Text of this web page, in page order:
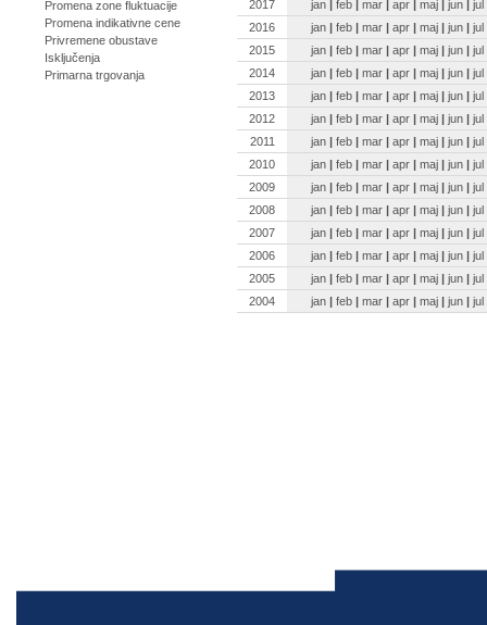
Promena zone fluktuacije
Promena indikativne cene
Privremene obustave
Isključenja
Primarna trgovanja
2017
jan | feb | mar | apr | maj | jun | jul
2016
jan | feb | mar | apr | maj | jun | jul
2015
jan | feb | mar | apr | maj | jun | jul
2014
jan | feb | mar | apr | maj | jun | jul
2013
jan | feb | mar | apr | maj | jun | jul
2012
jan | feb | mar | apr | maj | jun | jul
2011
jan | feb | mar | apr | maj | jun | jul
2010
jan | feb | mar | apr | maj | jun | jul
2009
jan | feb | mar | apr | maj | jun | jul
2008
jan | feb | mar | apr | maj | jun | jul
2007
jan | feb | mar | apr | maj | jun | jul
2006
jan | feb | mar | apr | maj | jun | jul
2005
jan | feb | mar | apr | maj | jun | jul
2004
jan | feb | mar | apr | maj | jun | jul